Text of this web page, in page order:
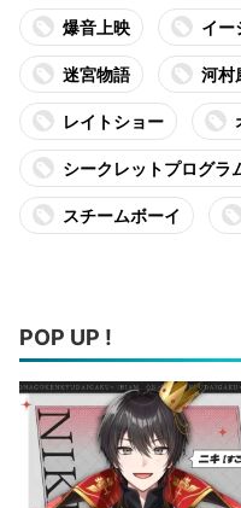
爆音上映 イー
迷宮物語 河村
レイトショー
シークレットプログラ
スチームボーイ
POP UP !